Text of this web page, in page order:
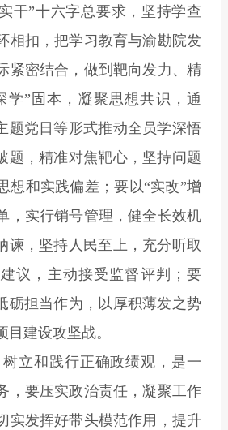
干”十六字总要求，坚持学查
相扣，把学习教育与渝勘院发
紧密结合，做到靶向发力、精
学” 固本，凝聚思想共识，通
题党日等形式推动全员学深悟
题，精准对焦靶心，坚持问题
想和实践偏差；要以“实改”增
，实行销号管理，健全长效机
谏，坚持人民至上，充分听取
议，主动接受监督评判；要
砺担当作为， 以 厚积薄发之势
目建设攻坚战。
立和践行正确政绩观，是一
，要压实政治责任，凝聚工作
实发挥好带头模范作用，提升